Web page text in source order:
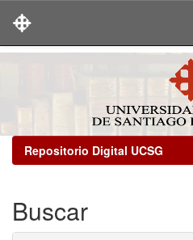
Repositorio Digital UCSG
Buscar